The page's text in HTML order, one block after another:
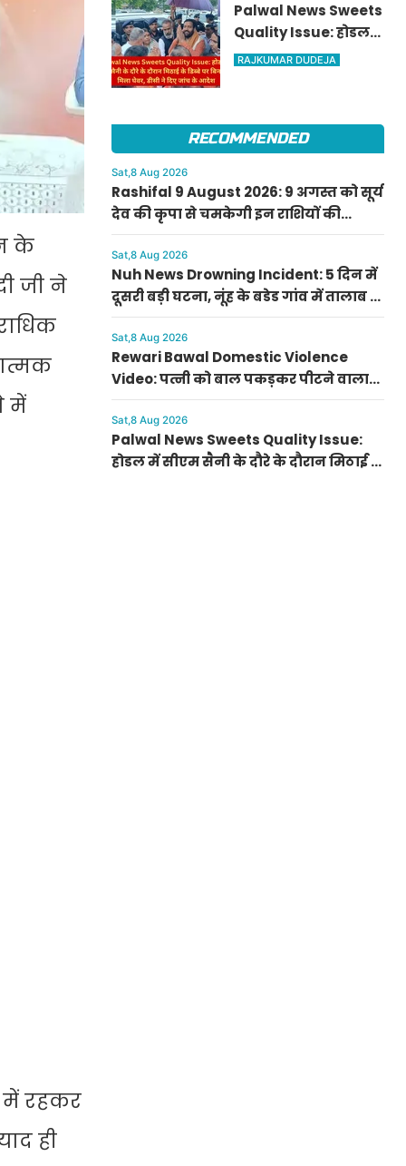
के
जी ने
में
में रहकर
ही
बावल थाने में केस दर्ज
Palwal News Sweets
Quality Issue: होडल
में सीएम सैनी के दौरे के
आदेश
RAJKUMAR DUDEJA
RECOMMENDED
Sat,8 Aug 2026
Rashifal 9 August 2026: 9 अगस्त को सूर्य
देव की कृपा से चमकेगी इन राशियों की
किस्मत, जानें मेष से मीन का दैनिक राशिफल
Sat,8 Aug 2026
Nuh News Drowning Incident: 5 दिन में
दूसरी बड़ी घटना, नूंह के बडेड गांव में तालाब में
डूबने से बच्चे की मौत
Sat,8 Aug 2026
Rewari Bawal Domestic Violence
Video: पत्नी को बाल पकड़कर पीटने वाला
पति खुद पहुंचा अस्पताल, बावल थाने में केस
दर्ज
Sat,8 Aug 2026
Palwal News Sweets Quality Issue:
होडल में सीएम सैनी के दौरे के दौरान मिठाई के